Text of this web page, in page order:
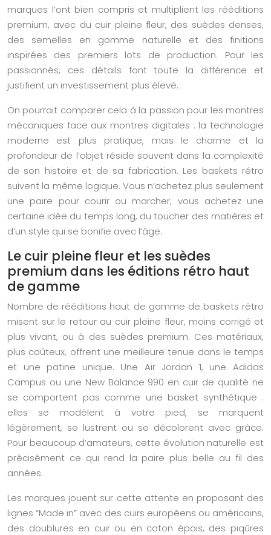
marques l’ont bien compris et multiplient les rééditions
premium, avec du cuir pleine fleur, des suèdes denses,
des semelles en gomme naturelle et des finitions
inspirées des premiers lots de production. Pour les
passionnés, ces détails font toute la différence et
justifient un investissement plus élevé.
On pourrait comparer cela à la passion pour les montres
mécaniques face aux montres digitales : la technologie
moderne est plus pratique, mais le charme et la
profondeur de l’objet réside souvent dans la complexité
de son histoire et de sa fabrication. Les baskets rétro
suivent la même logique. Vous n’achetez plus seulement
une paire pour courir ou marcher, vous achetez une
certaine idée du temps long, du toucher des matières et
d’un style qui se bonifie avec l’âge.
Le cuir pleine fleur et les suèdes
premium dans les éditions rétro haut
de gamme
Nombre de rééditions haut de gamme de baskets rétro
misent sur le retour au cuir pleine fleur, moins corrigé et
plus vivant, ou à des suèdes premium. Ces matériaux,
plus coûteux, offrent une meilleure tenue dans le temps
et une patine unique. Une Air Jordan 1, une Adidas
Campus ou une New Balance 990 en cuir de qualité ne
se comportent pas comme une basket synthétique :
elles se modèlent à votre pied, se marquent
légèrement, se lustrent ou se décolorent avec grâce.
Pour beaucoup d’amateurs, cette évolution naturelle est
précisément ce qui rend la paire plus belle au fil des
années.
Les marques jouent sur cette attente en proposant des
lignes “Made in” avec des cuirs européens ou américains,
des doublures en cuir ou en coton épais, des piqûres